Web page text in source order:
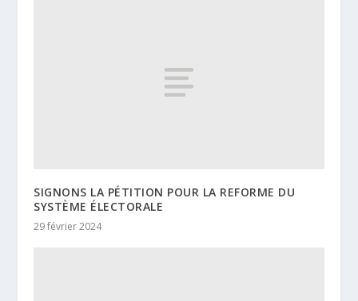
SIGNONS LA PÉTITION POUR LA REFORME DU
SYSTÈME ÉLECTORALE
29 février 2024